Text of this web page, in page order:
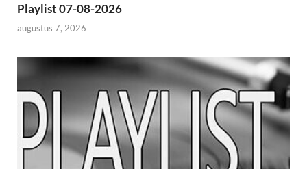
Playlist 07-08-2026
augustus 7, 2026